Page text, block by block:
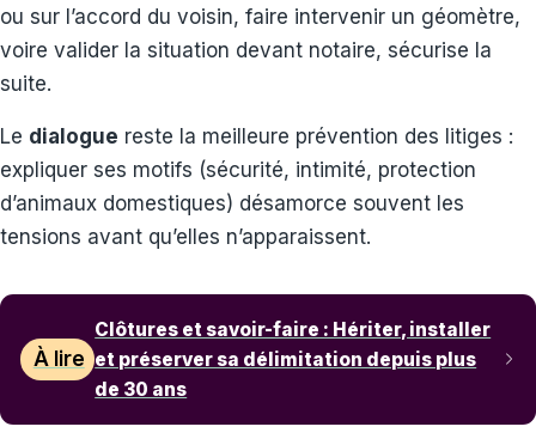
ou sur l’accord du voisin, faire intervenir un géomètre,
voire valider la situation devant notaire, sécurise la
suite.
Le dialogue reste la meilleure prévention des litiges :
expliquer ses motifs (sécurité, intimité, protection
d’animaux domestiques) désamorce souvent les
tensions avant qu’elles n’apparaissent.
À lire
Clôtures et savoir-faire : Hériter, installer
et préserver sa délimitation depuis plus
de 30 ans